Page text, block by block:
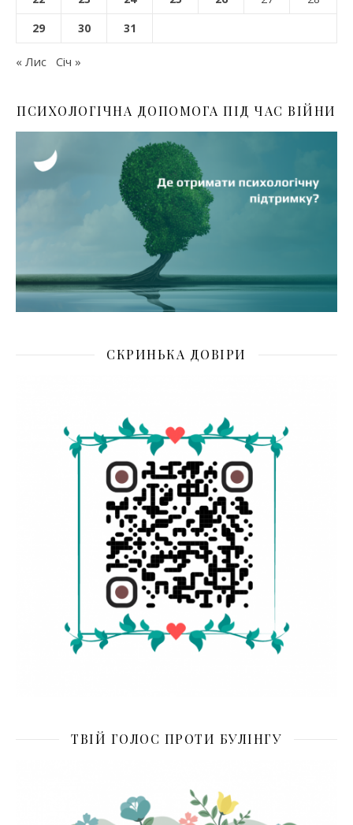
29
30 31
« Лис Січ »
ПСИХОЛОГІЧНА ДОПОМОГА ПІД ЧАС ВІЙНИ
СКРИНЬКА ДОВІРИ
ТВІЙ ГОЛОС ПРОТИ БУЛІНГУ